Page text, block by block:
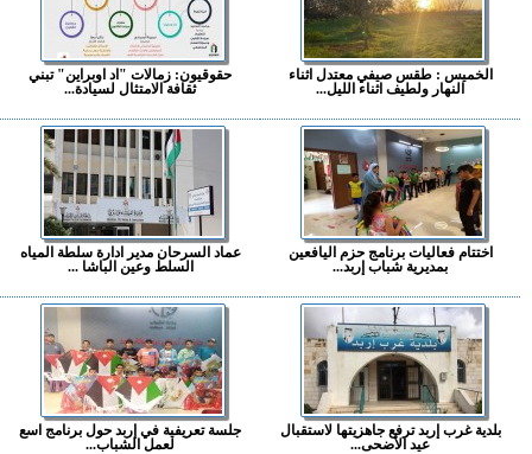
الخميس : طقس صيفي معتدل اثناء
النهار ولطيف اثناء الليل...
حقوقيون: زمالات "اد اوبراين" تبني
ثقافة الامتثال لسيادة...
اختتام فعاليات برنامج حزم اليافعين
بمديرية شباب إربد...
عماد السرحان مدير ادارة سلطة المياه
السلط وعين الباشا ...
بلدية غرب إربد ترفع جاهزيتها لاستقبال
عيد الأضحى...
جلسة تعريفية في إربد حول برنامج اسع
لعمل الشباب...